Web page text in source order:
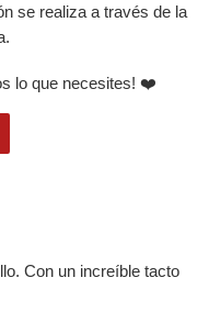
se realiza a través de la
lo que necesites! ❤️
negro y letras de
Con un increíble tacto